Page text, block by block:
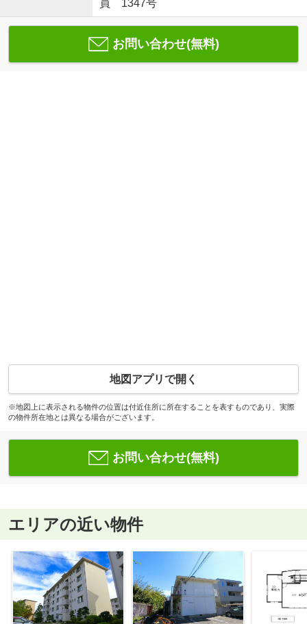
員 1347号
お問い合わせ(無料)
地図アプリで開く
※地図上に表示される物件の位置は付近住所に所在することを表すものであり、実際
の物件所在地とは異なる場合がございます。
お問い合わせ(無料)
エリアの近い物件